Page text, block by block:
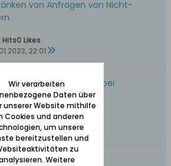
von Anfragen von Nicht-
Hits0 Likes
22:01
Bitte unbedingt bei
beachten
Hits0 Likes
18:52
Gesamtliste von
Wir verarbeiten
Daten über
unserer Website mithilfe
Cookies und anderen
um unsere
bereitzustellen und
zu
Weitere